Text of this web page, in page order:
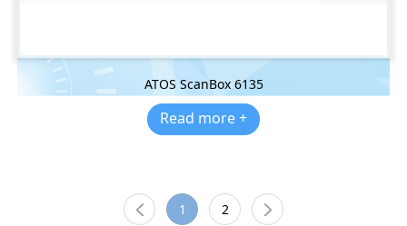
ATOS ScanBox 6135
Read more +
1 2